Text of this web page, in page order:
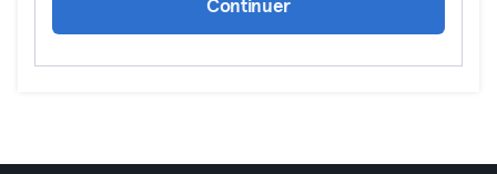
Continuer